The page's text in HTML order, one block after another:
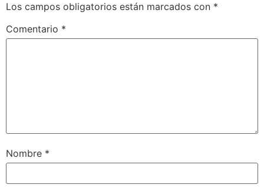
Los campos obligatorios están marcados con *
Comentario *
Nombre *